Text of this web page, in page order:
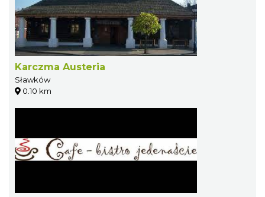
Karczma Austeria
Sławków
0.10 km